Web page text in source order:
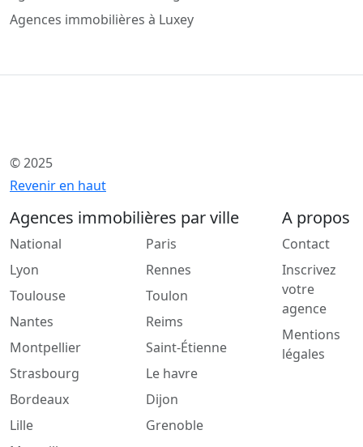
Agences immobilières à Luxey
© 2025
Revenir en haut
Agences immobilières par ville
National
Lyon
Toulouse
Nantes
Montpellier
Strasbourg
Bordeaux
Lille
Paris
Rennes
Toulon
Reims
Saint-Étienne
Le havre
Dijon
Grenoble
A propos
Contact
Inscrivez
votre
agence
Mentions
légales